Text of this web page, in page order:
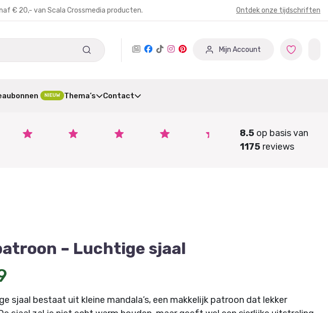
€ 20,- van Scala Crossmedia producten. Ontdek onze tijdschriften
Mijn Account
NIEUW Thema’s Contact
8.5op basis van
1175reviews
– Luchtige sjaal
sjaal bestaat uit kleine mandala’s, een makkelijk patroon dat lekker